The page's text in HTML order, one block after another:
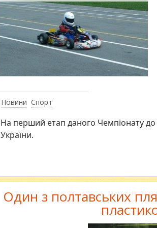
Новини Спорт
На перший етап даного Чемпіонату до
України.
Один з полтавських